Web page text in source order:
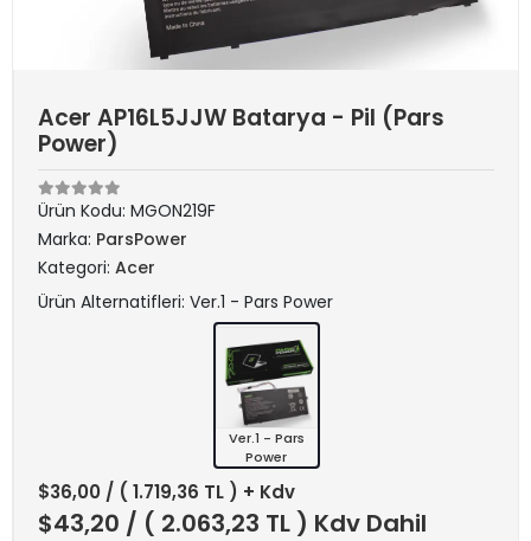
Acer AP16L5JJW Batarya - Pil (Pars
Power)
Ürün Kodu: MGON219F
Marka: ParsPower
Kategori: Acer
Ürün Alternatifleri: Ver.1 - Pars Power
Ver.1 - Pars
Power
$36,00 / ( 1.719,36 TL ) + Kdv
$43,20 / ( 2.063,23 TL ) Kdv Dahil